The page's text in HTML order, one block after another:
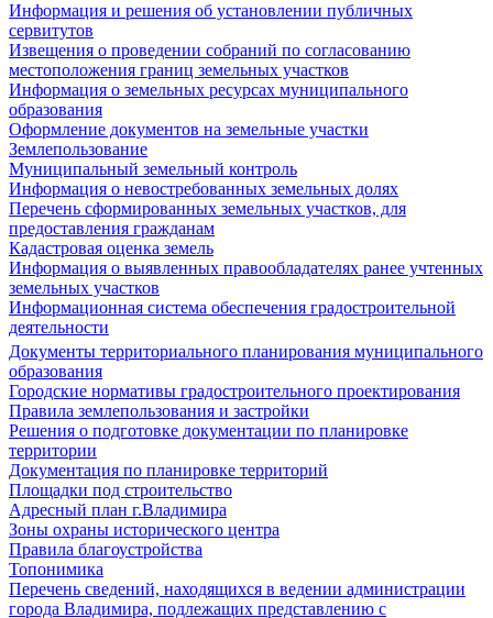
Информация и решения об установлении публичных
сервитутов
Извещения о проведении собраний по согласованию
местоположения границ земельных участков
Информация о земельных ресурсах муниципального
образования
Оформление документов на земельные участки
Землепользование
Муниципальный земельный контроль
Информация о невостребованных земельных долях
Перечень сформированных земельных участков, для
предоставления гражданам
Кадастровая оценка земель
Информация о выявленных правообладателях ранее учтенных
земельных участков
Информационная система обеспечения градостроительной
деятельности
Документы территориального планирования муниципального
образования
Городские нормативы градостроительного проектирования
Правила землепользования и застройки
Решения о подготовке документации по планировке
территории
Документация по планировке территорий
Площадки под строительство
Адресный план г.Владимира
Зоны охраны исторического центра
Правила благоустройства
Топонимика
Перечень сведений, находящихся в ведении администрации
города Владимира, подлежащих представлению с